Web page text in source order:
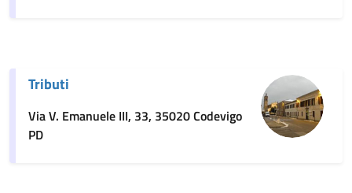
Tributi
Via V. Emanuele III, 33, 35020 Codevigo
PD